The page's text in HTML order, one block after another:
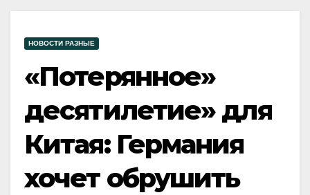
НОВОСТИ РАЗНЫЕ
«Потерянное»
десятилетие» для
Китая: Германия
хочет обрушить